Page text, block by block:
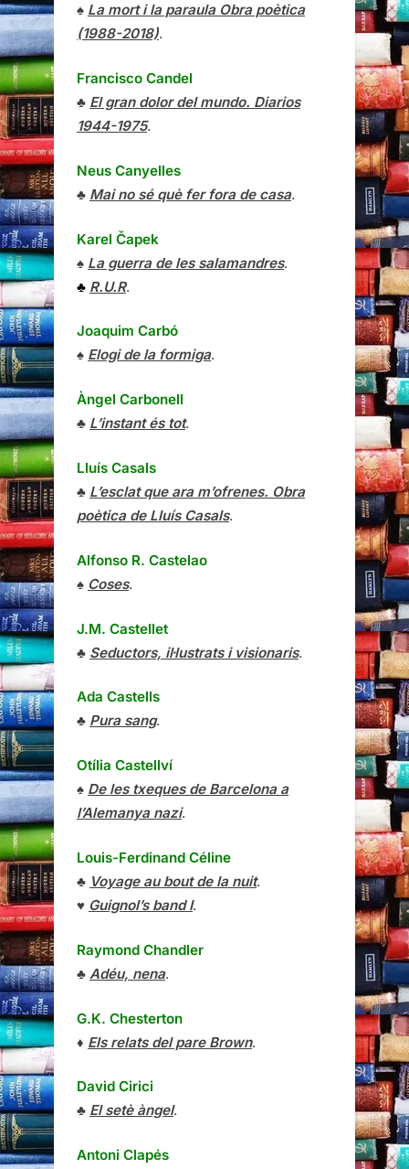
♠ La mort i la paraula Obra poètica
(1988-2018).
Francisco Candel
♣ El gran dolor del mundo. Diarios
1944-1975.
Neus Canyelles
♣ Mai no sé què fer fora de casa.
Karel Čapek
♠ La guerra de les salamandres.
♣ R.U.R.
Joaquim Carbó
♠ Elogi de la formiga.
Àngel Carbonell
♣ L’instant és tot.
Lluís Casals
♣ L’esclat que ara m’ofrenes. Obra
poètica de Lluís Casals.
Alfonso R. Castelao
♠ Coses.
J.M. Castellet
♣ Seductors, il·lustrats i visionaris.
Ada Castells
♣ Pura sang.
Otília Castellví
♠ De les txeques de Barcelona a
l’Alemanya nazi.
Louis-Ferdinand Céline
♣ Voyage au bout de la nuit.
♥ Guignol’s band I.
Raymond Chandler
♣ Adéu, nena.
G.K. Chesterton
♦ Els relats del pare Brown.
David Cirici
♣ El setè àngel.
Antoni Clapés